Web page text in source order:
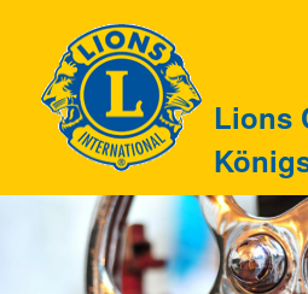
wechseln
Lions